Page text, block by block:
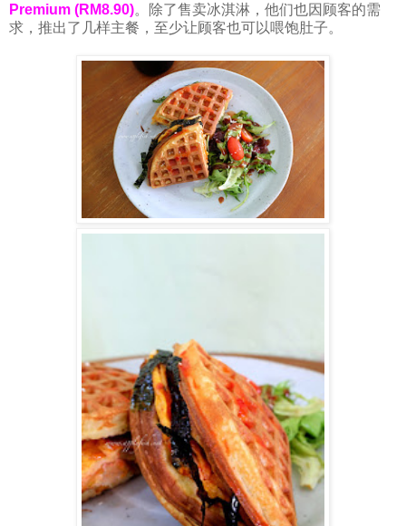
Premium (RM8.90)。除了售卖冰淇淋，他们也因顾客的需
求，推出了几样主餐，至少让顾客也可以喂饱肚子。